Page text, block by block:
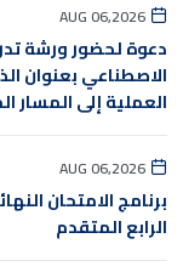
AUG 06,2026
دعوة لحضور ورشة
الاصطناعي بعنوان
العملية إلى المسار
AUG 06,2026
الرابع المتقدم